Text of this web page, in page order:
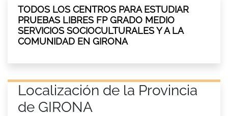
TODOS LOS CENTROS PARA ESTUDIAR
PRUEBAS LIBRES FP GRADO MEDIO
SERVICIOS SOCIOCULTURALES Y A LA
COMUNIDAD EN GIRONA
Localización de la Provincia
de GIRONA